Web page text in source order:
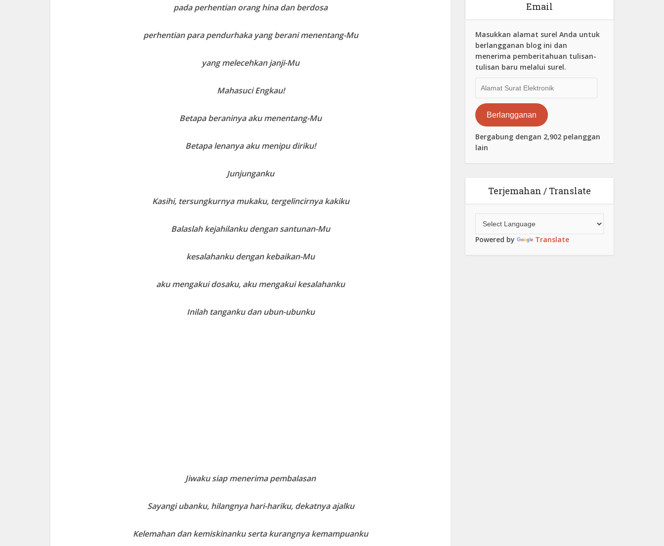
pada perhentian orang hina dan berdosa
perhentian para pendurhaka yang berani menentang-Mu
yang melecehkan janji-Mu
Mahasuci Engkau!
Betapa beraninya aku menentang-Mu
Betapa lenanya aku menipu diriku!
Junjunganku
Kasihi, tersungkurnya mukaku, tergelincirnya kakiku
Balaslah kejahilanku dengan santunan-Mu
kesalahanku dengan kebaikan-Mu
aku mengakui dosaku, aku mengakui kesalahanku
Inilah tanganku dan ubun-ubunku
Jiwaku siap menerima pembalasan
Sayangi ubanku, hilangnya hari-hariku, dekatnya ajalku
Kelemahan dan kemiskinanku serta kurangnya kemampuanku
Email
Masukkan alamat surel Anda untuk
berlangganan blog ini dan
menerima pemberitahuan tulisan-
tulisan baru melalui surel.
Surat
Elektronik
Berlangganan
Bergabung dengan 2,902 pelanggan
lain
Terjemahan / Translate
Powered by Translate